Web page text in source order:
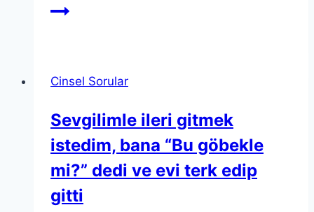
Cinsel Sorular
Sevgilimle ileri gitmek
istedim, bana “Bu göbekle
mi?” dedi ve evi terk edip
gitti